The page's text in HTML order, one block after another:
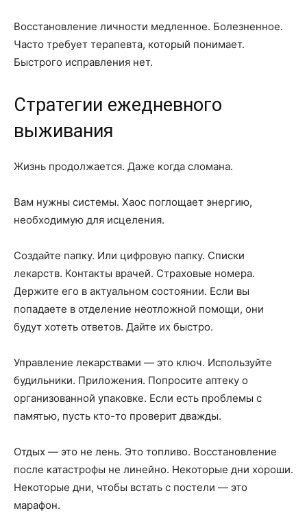
Восстановление личности медленное. Болезненное.
Часто требует терапевта, который понимает.
Быстрого исправления нет.
Стратегии ежедневного
выживания
Жизнь продолжается. Даже когда сломана.
Вам нужны системы. Хаос поглощает энергию,
необходимую для исцеления.
Создайте папку. Или цифровую папку. Списки
лекарств. Контакты врачей. Страховые номера.
Держите его в актуальном состоянии. Если вы
попадаете в отделение неотложной помощи, они
будут хотеть ответов. Дайте их быстро.
Управление лекарствами — это ключ. Используйте
будильники. Приложения. Попросите аптеку о
организованной упаковке. Если есть проблемы с
памятью, пусть кто-то проверит дважды.
Отдых — это не лень. Это топливо. Восстановление
после катастрофы не линейно. Некоторые дни хороши.
Некоторые дни, чтобы встать с постели — это
марафон.